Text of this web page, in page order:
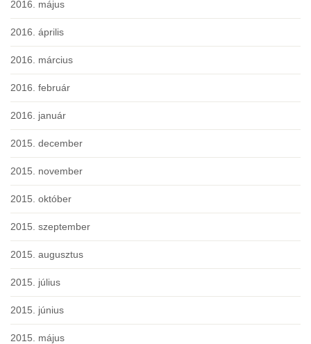
2016. május
2016. április
2016. március
2016. február
2016. január
2015. december
2015. november
2015. október
2015. szeptember
2015. augusztus
2015. július
2015. június
2015. május